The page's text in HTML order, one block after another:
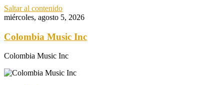
Saltar al contenido
miércoles, agosto 5, 2026
Colombia Music Inc
Colombia Music Inc